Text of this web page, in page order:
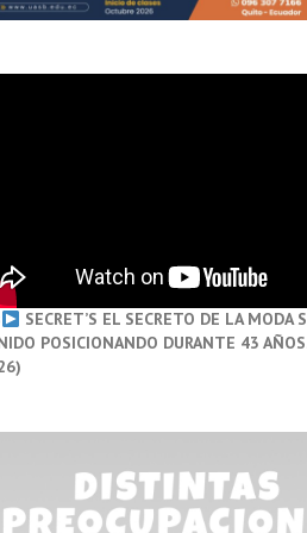
SECRET’S EL SECRETO DE LA MODA
POSICIONANDO DURANTE 43